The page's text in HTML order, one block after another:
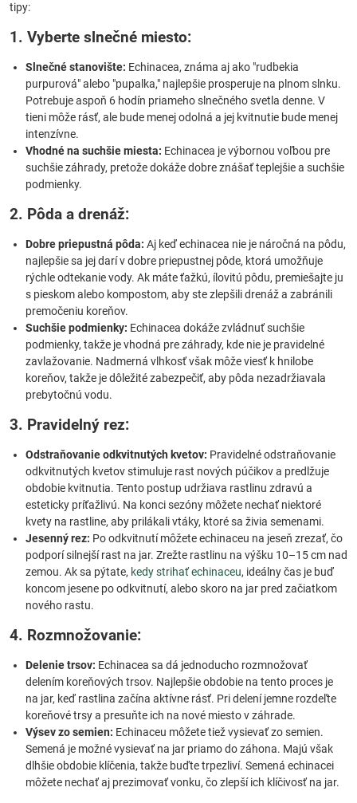
tipy:
1. Vyberte slnečné miesto:
Slnečné stanovište: Echinacea, známa aj ako "rudbekia
purpurová" alebo "pupalka," najlepšie prosperuje na plnom slnku.
Potrebuje aspoň 6 hodín priameho slnečného svetla denne. V
tieni môže rásť, ale bude menej odolná a jej kvitnutie bude menej
intenzívne.
Vhodné na suchšie miesta: Echinacea je výbornou voľbou pre
suchšie záhrady, pretože dokáže dobre znášať teplejšie a suchšie
podmienky.
2. Pôda a drenáž:
Dobre priepustná pôda: Aj keď echinacea nie je náročná na pôdu,
najlepšie sa jej darí v dobre priepustnej pôde, ktorá umožňuje
rýchle odtekanie vody. Ak máte ťažkú, ílovitú pôdu, premiešajte ju
s pieskom alebo kompostom, aby ste zlepšili drenáž a zabránili
premočeniu koreňov.
Suchšie podmienky: Echinacea dokáže zvládnuť suchšie
podmienky, takže je vhodná pre záhrady, kde nie je pravidelné
zavlažovanie. Nadmerná vlhkosť však môže viesť k hnilobe
koreňov, takže je dôležité zabezpečiť, aby pôda nezadržiavala
prebytočnú vodu.
3. Pravidelný rez:
Odstraňovanie odkvitnutých kvetov: Pravidelné odstraňovanie
odkvitnutých kvetov stimuluje rast nových púčikov a predlžuje
obdobie kvitnutia. Tento postup udržiava rastlinu zdravú a
esteticky príťažlivú. Na konci sezóny môžete nechať niektoré
kvety na rastline, aby prilákali vtáky, ktoré sa živia semenami.
Jesenný rez: Po odkvitnutí môžete echinaceu na jeseň zrezať, čo
podporí silnejší rast na jar. Zrežte rastlinu na výšku 10–15 cm nad
zemou. Ak sa pýtate, kedy strihať echinaceu, ideálny čas je buď
koncom jesene po odkvitnutí, alebo skoro na jar pred začiatkom
nového rastu.
4. Rozmnožovanie:
Delenie trsov: Echinacea sa dá jednoducho rozmnožovať
delením koreňových trsov. Najlepšie obdobie na tento proces je
na jar, keď rastlina začína aktívne rásť. Pri delení jemne rozdeľte
koreňové trsy a presuňte ich na nové miesto v záhrade.
Výsev zo semien: Echinaceu môžete tiež vysievať zo semien.
Semená je možné vysievať na jar priamo do záhona. Majú však
dlhšie obdobie klíčenia, takže buďte trpezliví. Semená echinacei
môžete nechať aj prezimovať vonku, čo zlepší ich klíčivosť na jar.